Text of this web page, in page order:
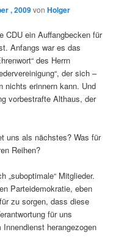
, 2009vonHolger
CDU ein Auffangbecken für
Anfangs war es das
des Herrn
der sich –
nichts erinnern kann. Und
vorbestrafte Althaus, der
uns als nächstes? Was für
Reihen?
„suboptimale“ Mitglieder.
Parteidemokratie, eben
zu sorgen, dass diese
für uns
herangezogen